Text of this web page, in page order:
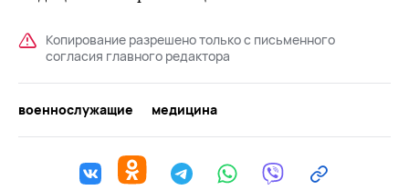
Копирование разрешено только с письменного
согласия главного редактора
военнослужащие медицина